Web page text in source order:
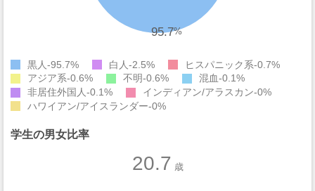
95.7%
黒人 95.7% 白人 2.5% ヒスパニック系 0.7%
アジア系 0.6% 不明 0.6% 混血 0.1%
非居住外国人 0.1% インディアン/アラスカン 0%
ハワイアン/アイスランダー 0%
学生の男女比率
20.7 歳